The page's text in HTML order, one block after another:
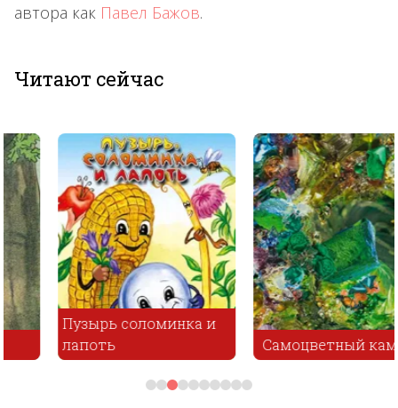
автора как Павел Бажов.
Читают сейчас
Пузырь соломинка и
лапоть
Самоцветный камень